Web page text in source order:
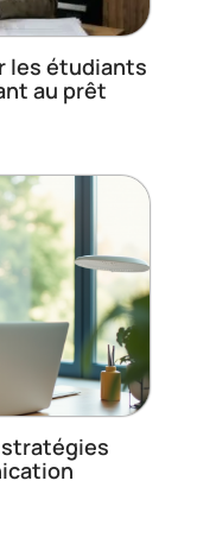
les étudiants
au prêt